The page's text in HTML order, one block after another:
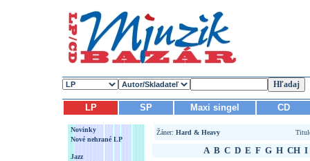
LP SP Maxi singel CD
Novinky
Nové nehrané LP
Jazz
Žáner: Hard & Heavy
A B C D E F G H CH I